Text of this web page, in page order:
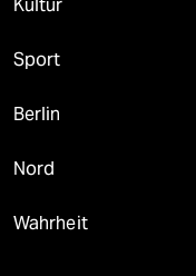
Kultur
Sport
Berlin
Nord
Wahrheit